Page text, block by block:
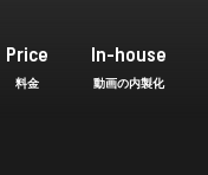
Price In-house